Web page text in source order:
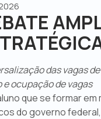
das vagas
ocupação de vagas
que se formar
do governo